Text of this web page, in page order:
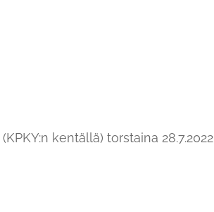
kentällä) torstaina 28.7.2022